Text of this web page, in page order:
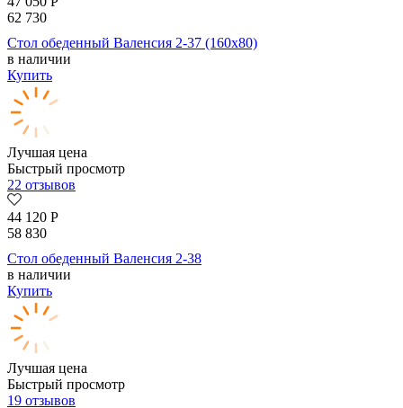
62 730
Стол обеденный Валенсия 2-37 (160х80)
в наличии
Купить
Лучшая цена
Быстрый просмотр
22 отзывов
44 120 Р
58 830
Стол обеденный Валенсия 2-38
в наличии
Купить
Лучшая цена
Быстрый просмотр
19 отзывов